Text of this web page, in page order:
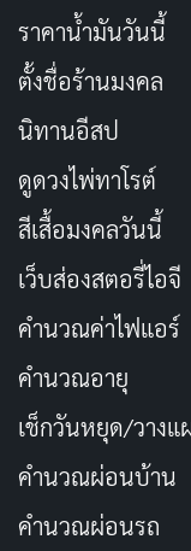
1. เลือกอุปกรณ์ที่
การชงกาแฟ
Pour Over
รสชาติซับซ้อน
Aeropress: ใ
Espresso
2. สัดส่วนและเวล
อัตราส่วนมาตรฐาน
(เช่น ใช้กาแฟ 20
การสกัดให้เหมาะส
ราคาน้ำมันวันนี้
ตั้งชื่อร้านมงคล
นิทานอีสป
ดูดวงไพ่ทาโรต์
สีเสื้อมงคลวันนี้
เว็บส่องสตอรี่ไอจี
คำนวณค่าไฟแอร์
คำนวณอายุ
เช็กวันหยุด/วางแ
คำนวณผ่อนบ้าน
คำนวณผ่อนรถ